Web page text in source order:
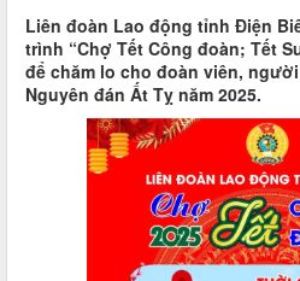
Liên đoàn Lao động tỉnh Điện
trình “Chợ Tết Công đoàn; Tết
để chăm lo cho đoàn viên,
Nguyên đán Ất Tỵ năm 2025.